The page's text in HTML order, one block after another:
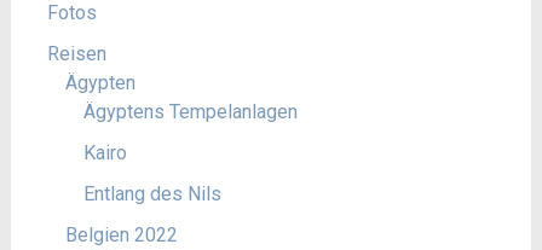
Fotos
Reisen
Ägypten
Ägyptens Tempelanlagen
Kairo
Entlang des Nils
Belgien 2022